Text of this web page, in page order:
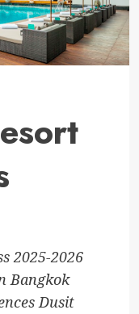
2025-2026
Bangkok
Dusit